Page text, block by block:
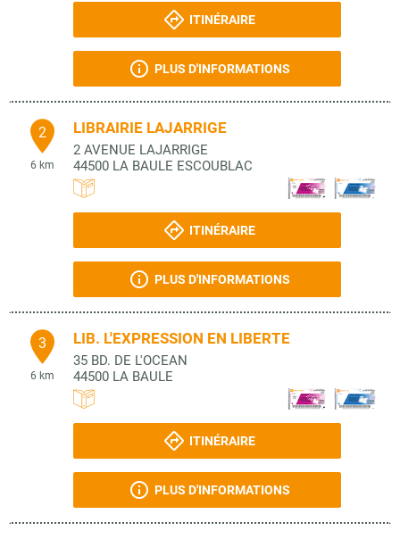
ITINÉRAIRE
PLUS D'INFORMATIONS
2
6 km
LIBRAIRIE LAJARRIGE
2 AVENUE LAJARRIGE
44500 LA BAULE ESCOUBLAC
ITINÉRAIRE
PLUS D'INFORMATIONS
3
6 km
LIB. L'EXPRESSION EN LIBERTE
35 BD. DE L'OCEAN
44500 LA BAULE
ITINÉRAIRE
PLUS D'INFORMATIONS